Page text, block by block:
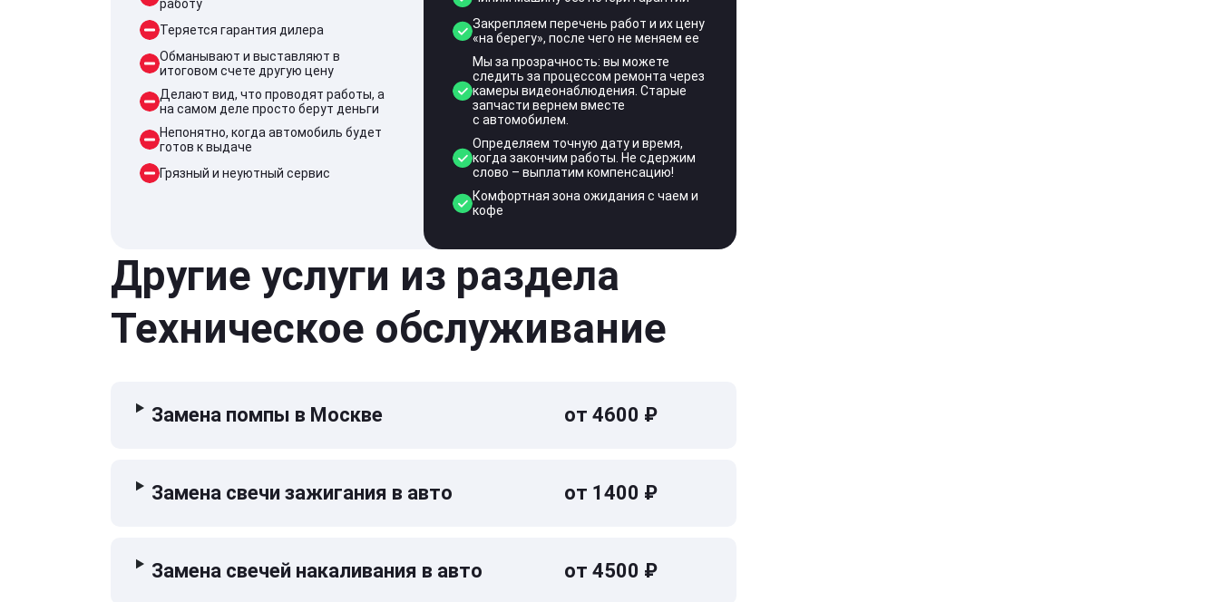
работу
Теряется гарантия дилера
Обманывают и выставляют в
итоговом счете другую цену
Делают вид, что проводят работы, а
на самом деле просто берут деньги
Непонятно, когда автомобиль будет
готов к выдаче
Грязный и неуютный сервис
Закрепляем перечень работ и их цену
«на берегу», после чего не меняем ее
Мы за прозрачность: вы можете
следить за процессом ремонта через
камеры видеонаблюдения. Старые
запчасти вернем вместе
с автомобилем.
Определяем точную дату и время,
когда закончим работы. Не сдержим
слово – выплатим компенсацию!
Комфортная зона ожидания с чаем и
кофе
Другие услуги из раздела
Техническое обслуживание
Замена помпы в Москве от 4600 ₽
Замена свечи зажигания в авто от 1400 ₽
Замена свечей накаливания в авто от 4500 ₽